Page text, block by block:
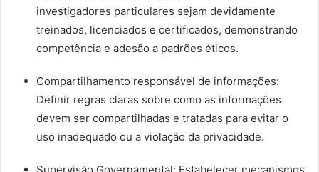
investigadores particulares sejam devidamente
treinados, licenciados e certificados, demonstrando
competência e adesão a padrões éticos.
Compartilhamento responsável de informações:
Definir regras claras sobre como as informações
devem ser compartilhadas e tratadas para evitar o
uso inadequado ou a violação da privacidade.